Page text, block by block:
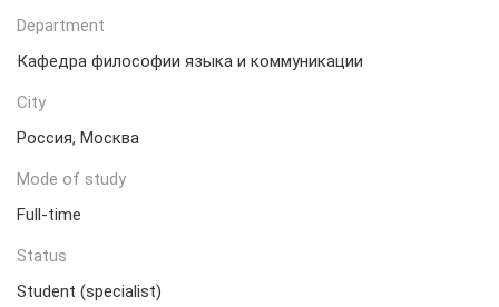
Department
Кафедра философии языка и коммуникации
City
Россия, Москва
Mode of study
Full-time
Status
Student (specialist)